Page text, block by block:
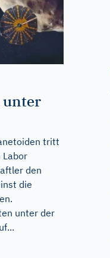
unter
tritt
Labor
den
die
unter der